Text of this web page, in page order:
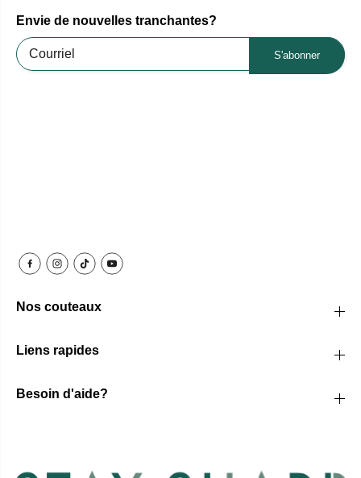
Envie de nouvelles tranchantes?
S'abonner
Nos couteaux
Liens rapides
Besoin d'aide?